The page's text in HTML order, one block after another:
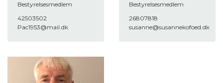
Bestyrelsesmedlem
42503502
Pac1953@mail.dk
Bestyrelsesmedlem
26807818
susanne@susannekofoed.dk